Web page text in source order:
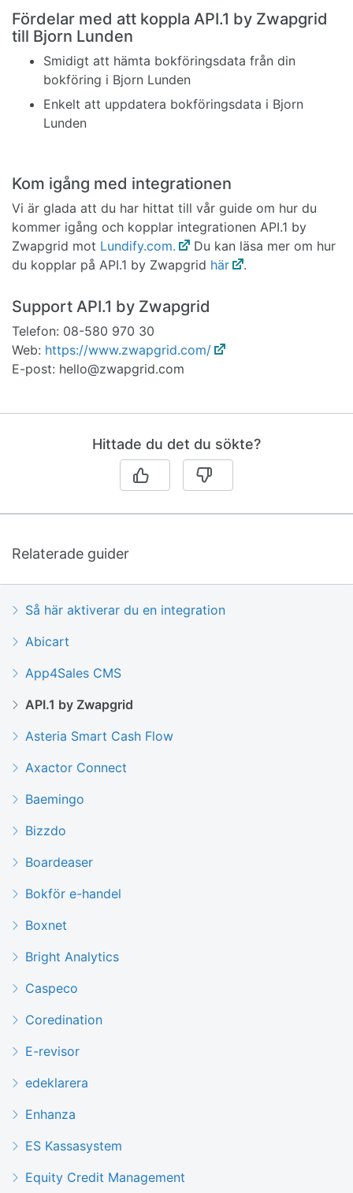
Fördelar med att koppla API.1 by Zwapgrid
till Bjorn Lunden
Smidigt att hämta bokföringsdata från din
bokföring i Bjorn Lunden
Enkelt att uppdatera bokföringsdata i Bjorn
Lunden
Kom igång med integrationen
Vi är glada att du har hittat till vår guide om hur du
kommer igång och kopplar integrationen API.1 by
Zwapgrid mot Lundify.com.
Du kan läsa mer om hur
du kopplar på API.1 by Zwapgrid här .
Support API.1 by Zwapgrid
Telefon: 08-580 970 30
Web: https://www.zwapgrid.com/
E-post: hello@zwapgrid.com
Hittade du det du sökte?
Relaterade guider
Så här aktiverar du en integration
Abicart
App4Sales CMS
API.1 by Zwapgrid
Asteria Smart Cash Flow
Axactor Connect
Baemingo
Bizzdo
Boardeaser
Bokför e-handel
Boxnet
Bright Analytics
Caspeco
Coredination
E-revisor
edeklarera
Enhanza
ES Kassasystem
Equity Credit Management